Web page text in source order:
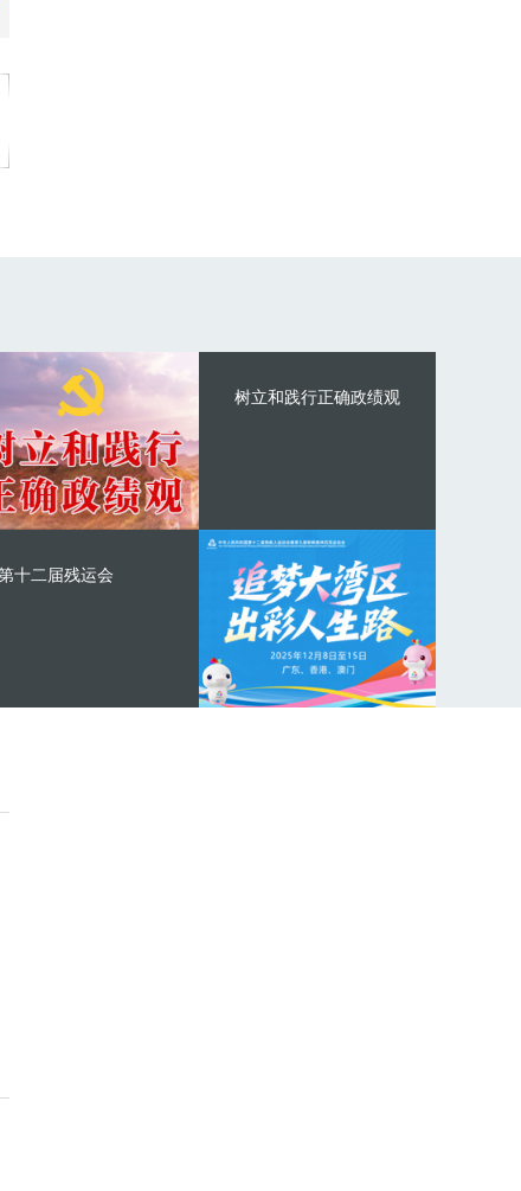
树立和践行正确政绩观
十二届残运会